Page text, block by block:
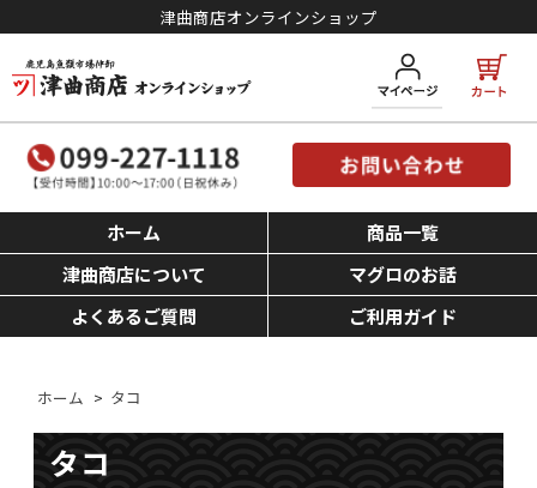
津曲商店オンラインショップ
ホーム
商品一覧
津曲商店について
マグロのお話
よくあるご質問
ご利用ガイド
ホーム > タコ
タコ